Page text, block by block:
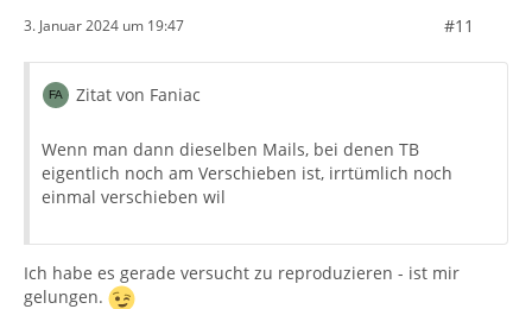
3. Januar 2024 um 19:47 #11
Zitat von Faniac
Wenn man dann dieselben Mails, bei denen TB
eigentlich noch am Verschieben ist, irrtümlich noch
einmal verschieben wil
Ich habe es gerade versucht zu reproduzieren - ist mir
gelungen.